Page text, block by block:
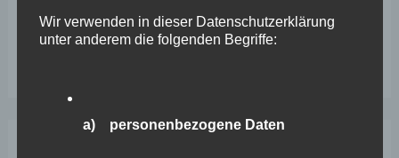
Wefelscheid besichtigt Fort Konstantin
Wir verwenden in dieser Datenschutzerklärung
unter anderem die folgenden Begriffe:
a) personenbezogene Daten